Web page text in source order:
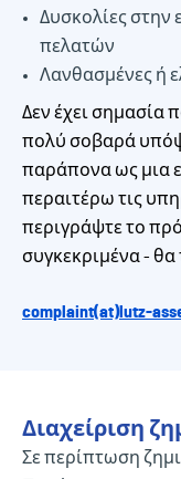
Δυσκολίες στην
πελατών
Λανθασμένες ή
Δεν έχει σημασία
πολύ σοβαρά
παράπονα ως μια
περαιτέρω τις
περιγράψτε το
συγκεκριμένα - θα
complaint(at)lutz-
Διαχείριση
Σε περίπτωση